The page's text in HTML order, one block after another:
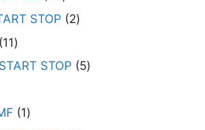
STOP
2
11
STOP
5
1